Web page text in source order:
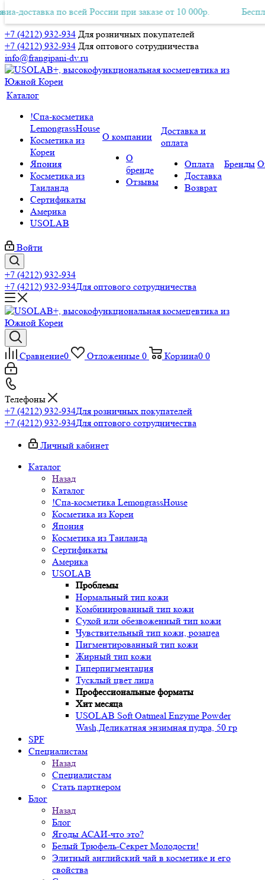
+7 (4212) 932-934 Для розничных покупателей
+7 (4212) 932-934 Для оптового сотрудничества
info@frangipani-dv.ru
Авиа-доставка по всей России при заказе от 10 000р.
по всей России при заказе от 10 000р. Бесплатная
Каталог
!Спа-косметика
LemongrassHouse
Косметика из
Кореи
Япония
Косметика из
Таиланда
Сертификаты
Америка
USOLAB
О компании
О
бренде
Отзывы
Доставка и
оплата
Оплата
Доставка
Возврат
Бренды
Войти
+7 (4212) 932-934
+7 (4212) 932-934Для оптового сотрудничества
Сравнение0 Отложенные 0 Корзина0 0
Телефоны
+7 (4212) 932-934Для розничных покупателей
+7 (4212) 932-934Для оптового сотрудничества
Личный кабинет
Каталог
Назад
Каталог
!Спа-косметика LemongrassHouse
Косметика из Кореи
Япония
Косметика из Таиланда
Сертификаты
Америка
USOLAB
Проблемы
Нормальный тип кожи
Комбинированный тип кожи
Сухой или обезвоженный тип кожи
Чувствительный тип кожи, розацеа
Пигментированный тип кожи
Жирный тип кожи
Гиперпигментация
Тусклый цвет лица
Профессиональные форматы
Хит месяца
USOLAB Soft Oatmeal Enzyme Powder
Wash,Деликатная энзимная пудра, 50 гр
SPF
Специалистам
Назад
Специалистам
Стать партнером
Блог
Назад
Блог
Ягоды АСАИ-что это?
Белый Трюфель-Секрет Молодости!
Элитный английский чай в косметике и его
свойства